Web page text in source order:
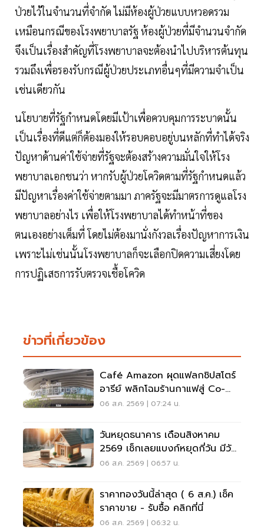
ป่วยไว้ในจำนวนที่จำกัด ไม่มีห้องผู้ป่วยแบบหวอดรวม
เหมือนกรณีของโรงพยาบาลรัฐ ห้องผู้ป่วยที่มีจำนวนจำกัด
จึงเป็นเรื่องสำคัญที่โรงพยาบาลจะต้องนำไปบริหารต้นทุน
รวมถึงเพื่อรองรับกรณีผู้ป่วยประเภทอื่นๆที่มีความจำเป็น
เช่นเดียวกัน
นโยบายที่รัฐกำหนดโดยมีเป้าเพื่อควบคุมการระบาดนั้น
เป็นเรื่องที่ดีแต่ก็ต้องมองให้รอบคอบอยู่บนหลักที่ทำได้จริง
ปัญหาด้านค่าใช้จ่ายที่รัฐจะต้องสร้างความมั่นใจให้โรง
พยาบาลเอกชนว่า หากรับผู้ป่วยโควิดตามที่รัฐกำหนดแล้ว
มีปัญหาเรื่องค่าใช้จ่ายตามมา ภาครัฐจะมีมาตรการดูแลโรง
พยาบาลอย่างไร เพื่อให้โรงพยาบาลได้ทำหน้าที่ของ
ตนเองอย่างเต็มที่ โดยไม่ต้องมานั่งกังวลเรื่องปัญหาการเงิน
เพราะไม่เช่นนั้นโรงพยาบาลก็จะเลือกปิดความเสี่ยงโดย
การปฏิเสธการรับตรวจเชื้อโควิด
ข่าวที่เกี่ยวข้อง
Café Amazon ผุดแฟลกชิปสโตร์
อารีย์ พลิกโฉมร้านกาแฟสู่ Co-
Working Space ครบวงจร
06 ส.ค. 2569 | 07:24 น.
วันหยุดธนาคาร เดือนสิงหาคม
2569 เช็กเลยแบงก์หยุดกี่วัน มีวัน
หยุดยาวไหม
06 ส.ค. 2569 | 06:57 น.
ราคาทองวันนี้ล่าสุด ( 6 ส.ค.) เช็ค
ราคาขาย - รับซื้อ คลิกที่นี่
06 ส.ค. 2569 | 06:32 น.